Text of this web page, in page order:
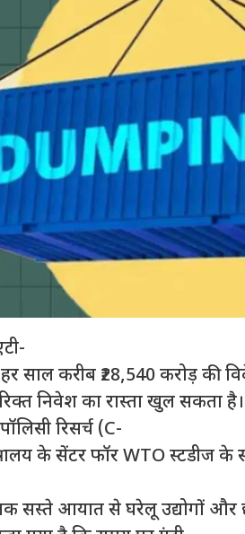
साल करीब ₹28,540 करोड़ की
निवेश का रास्ता खुल सकता है।
रिसर्च (C-
के सेंटर फॉर WTO स्टडीज के
सस्ते आयात से घरेलू उद्योगों और